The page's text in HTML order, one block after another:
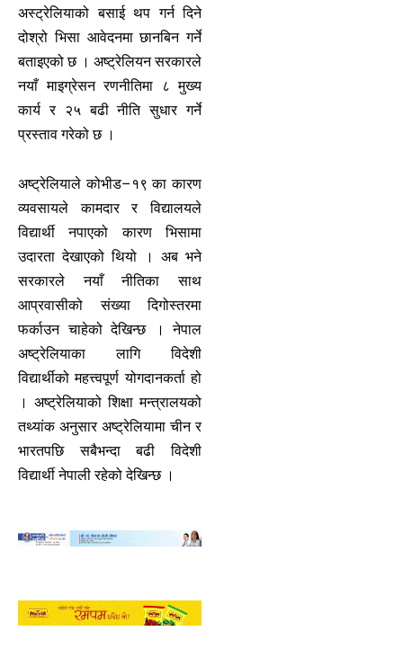
अस्ट्रेलियाको बसाई थप गर्न दिने
दोश्रो भिसा आवेदनमा छानबिन गर्ने
बताइएको छ । अष्ट्रेलियन सरकारले
नयाँ माइग्रेसन रणनीतिमा ८ मुख्य
कार्य र २५ बढी नीति सुधार गर्ने
प्रस्ताव गरेको छ ।
अष्ट्रेलियाले कोभीड–१९ का कारण
व्यवसायले कामदार र विद्यालयले
विद्यार्थी नपाएको कारण भिसामा
उदारता देखाएको थियो । अब भने
सरकारले नयाँ नीतिका साथ
आप्रवासीको संख्या दिगोस्तरमा
फर्काउन चाहेको देखिन्छ । नेपाल
अष्ट्रेलियाका लागि विदेशी
विद्यार्थीको महत्त्वपूर्ण योगदानकर्ता हो
। अष्ट्रेलियाको शिक्षा मन्त्रालयको
तथ्यांक अनुसार अष्ट्रेलियामा चीन र
भारतपछि सबैभन्दा बढी विदेशी
विद्यार्थी नेपाली रहेको देखिन्छ ।